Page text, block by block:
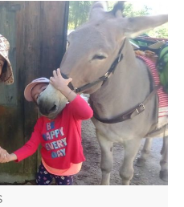
son métier d'ânière et
aux longues oreilles.
balade avec les ânes ,
attachant !